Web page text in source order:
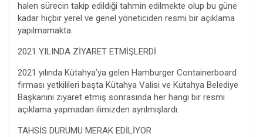
halen sürecin takip edildiği tahmin edilmekte olup bu güne
kadar hiçbir yerel ve genel yöneticiden resmi bir açıklama
yapılmamakta.
2021 YILINDA ZİYARET ETMİŞLERDİ
2021 yılında Kütahya’ya gelen Hamburger Containerboard
firması yetkilileri başta Kütahya Valisi ve Kütahya Belediye
Başkanını ziyaret etmiş sonrasında her hangi bir resmi
açıklama yapmadan ilimizden ayrılmışlardı.
TAHSİS DURUMU MERAK EDİLİYOR